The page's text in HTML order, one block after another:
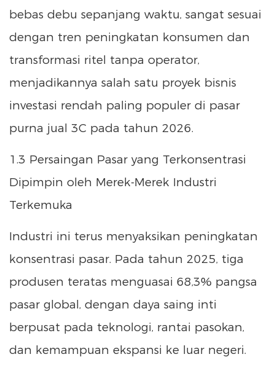
bebas debu sepanjang waktu, sangat sesuai
dengan tren peningkatan konsumen dan
transformasi ritel tanpa operator,
menjadikannya salah satu proyek bisnis
investasi rendah paling populer di pasar
purna jual 3C pada tahun 2026.
1.3 Persaingan Pasar yang Terkonsentrasi
Dipimpin oleh Merek-Merek Industri
Terkemuka
Industri ini terus menyaksikan peningkatan
konsentrasi pasar. Pada tahun 2025, tiga
produsen teratas menguasai 68,3% pangsa
pasar global, dengan daya saing inti
berpusat pada teknologi, rantai pasokan,
dan kemampuan ekspansi ke luar negeri.